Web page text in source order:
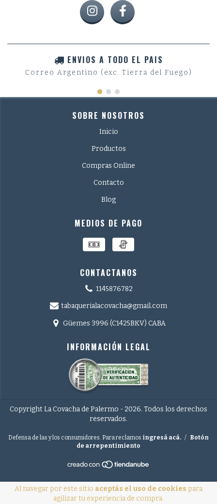
Al navegar por este sitio aceptás el uso de cookies para
agilizar tu experiencia de compra.
ENVIOS A TODO EL PAIS
Correo Argentino (exc. Tierra del Fuego)
SOBRE NOSOTROS
Inicio
Productos
Compras Online
Contacto
Blog
MEDIOS DE PAGO
CONTACTANOS
1145876782
tabaquerialacovacha@gmail.com
Güemes 3996 (C1425BKV) CABA
INFORMACIÓN LEGAL
Copyright La Covacha de Palermo - 2026. Todos los derechos
reservados.
Defensa de las y los consumidores. Para reclamos ingresá acá. / Botón
de arrepentimiento